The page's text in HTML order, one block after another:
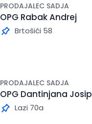
PRODAJALEC SADJA
OPG Rabak Andrej
Brtošići 58
PRODAJALEC SADJA
OPG Dantinjana Josip
Lazi 70a